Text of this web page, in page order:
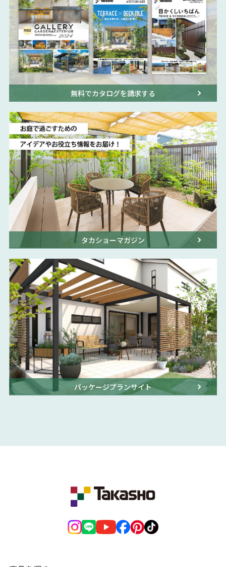
無料でカタログを請求する
タカショーマガジン
パッケージプランサイト